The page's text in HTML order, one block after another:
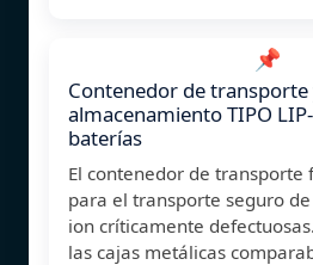
📌
Contenedor de transporte
almacenamiento TIPO
baterías
El contenedor de transporte
para el transporte seguro
ion críticamente
las cajas metálicas